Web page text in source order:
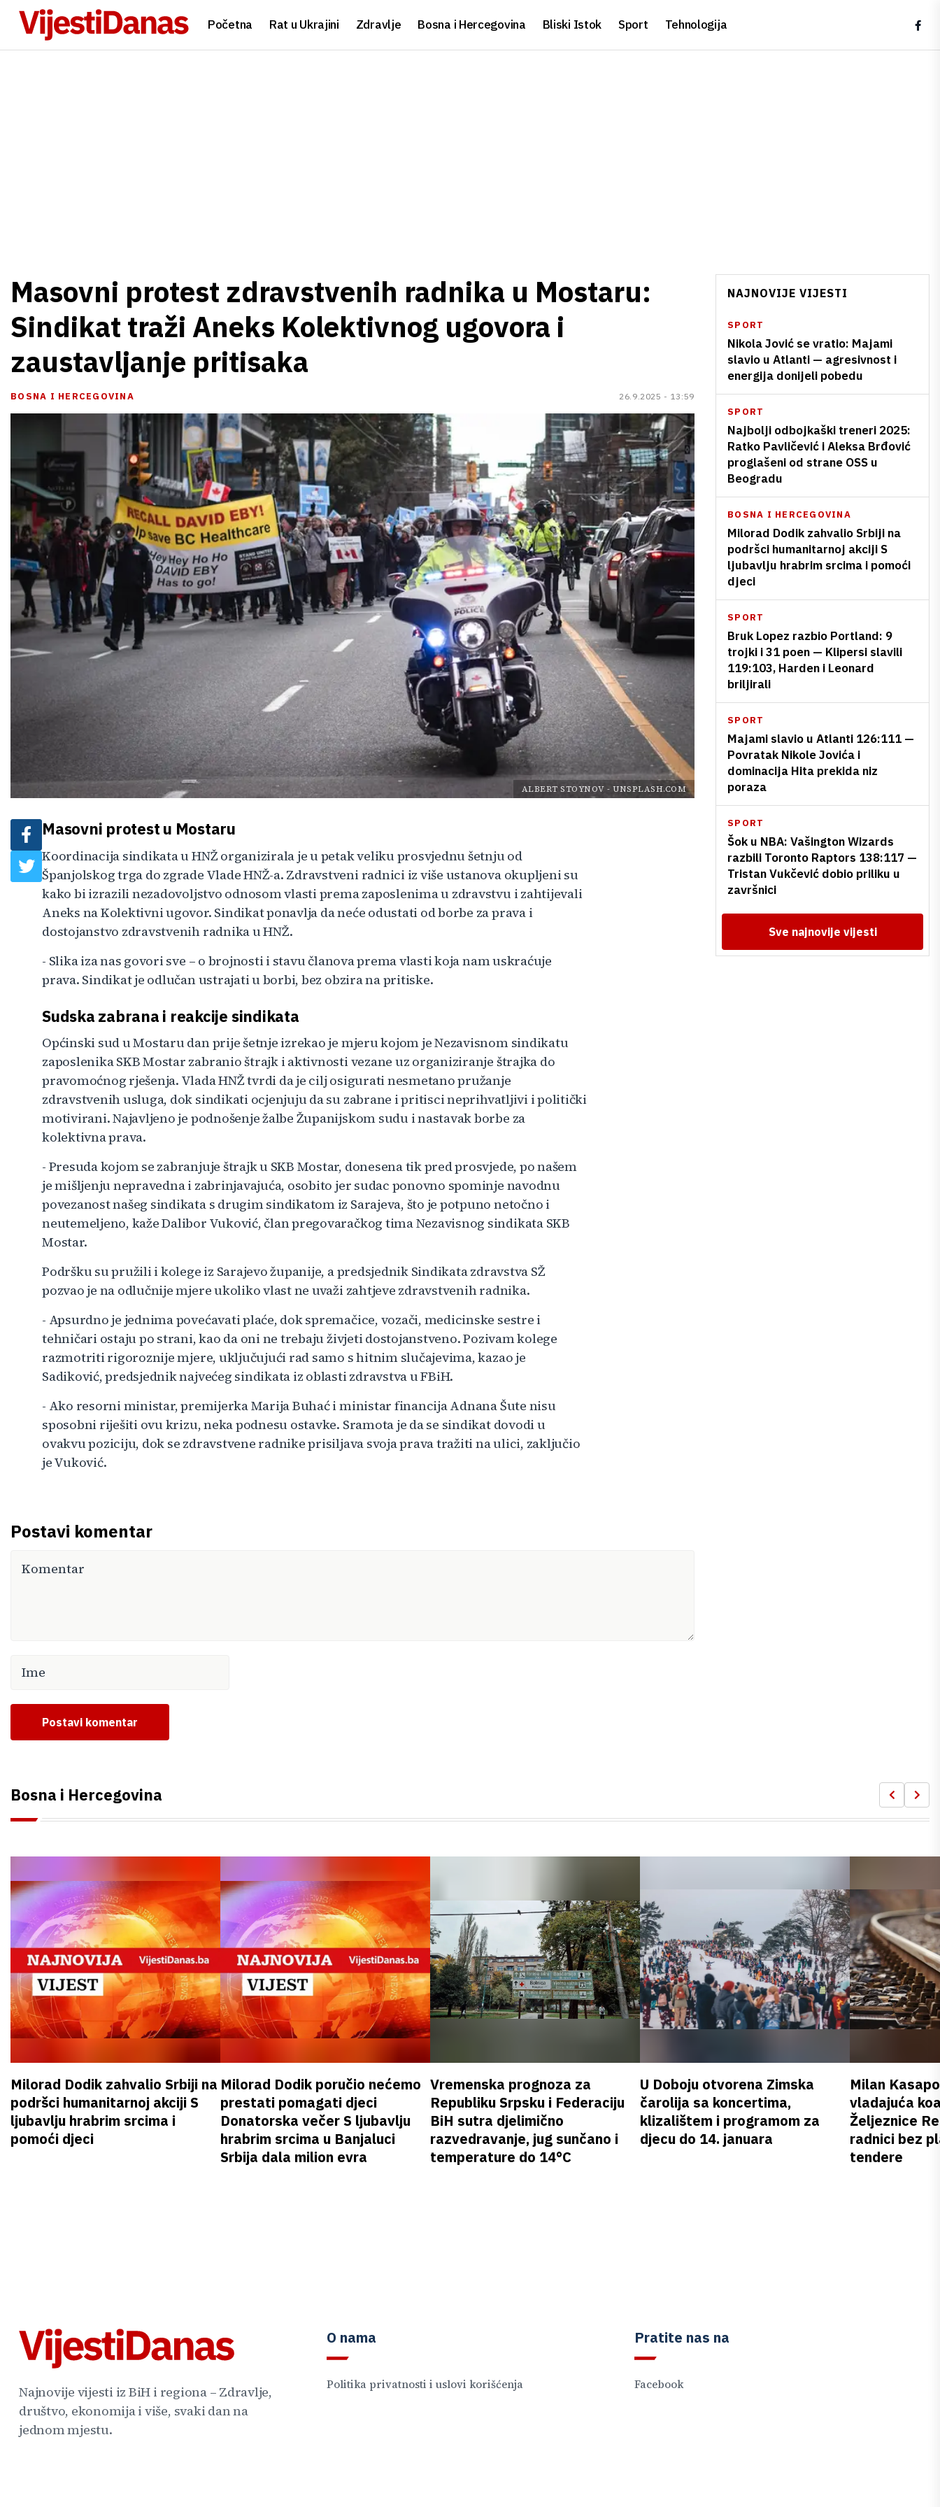
Početna Rat u Ukrajini Zdravlje Bosna i Hercegovina Bliski Istok Sport Tehnologija
Masovni protest zdravstvenih radnika u Mostaru:
Sindikat traži Aneks Kolektivnog ugovora i
zaustavljanje pritisaka
BOSNA I HERCEGOVINA 26.9.2025 - 13:59
ALBERT STOYNOV - UNSPLASH.COM
Masovni protest u Mostaru
Koordinacija sindikata u HNŽ organizirala je u petak veliku prosvjednu šetnju od
Španjolskog trga do zgrade Vlade HNŽ-a. Zdravstveni radnici iz više ustanova okupljeni su
kako bi izrazili nezadovoljstvo odnosom vlasti prema zaposlenima u zdravstvu i zahtijevali
Aneks na Kolektivni ugovor. Sindikat ponavlja da neće odustati od borbe za prava i
dostojanstvo zdravstvenih radnika u HNŽ.
- Slika iza nas govori sve – o brojnosti i stavu članova prema vlasti koja nam uskraćuje
prava. Sindikat je odlučan ustrajati u borbi, bez obzira na pritiske.
Sudska zabrana i reakcije sindikata
Općinski sud u Mostaru dan prije šetnje izrekao je mjeru kojom je Nezavisnom sindikatu
zaposlenika SKB Mostar zabranio štrajk i aktivnosti vezane uz organiziranje štrajka do
pravomoćnog rješenja. Vlada HNŽ tvrdi da je cilj osigurati nesmetano pružanje
zdravstvenih usluga, dok sindikati ocjenjuju da su zabrane i pritisci neprihvatljivi i politički
motivirani. Najavljeno je podnošenje žalbe Županijskom sudu i nastavak borbe za
kolektivna prava.
- Presuda kojom se zabranjuje štrajk u SKB Mostar, donesena tik pred prosvjede, po našem
je mišljenju nepravedna i zabrinjavajuća, osobito jer sudac ponovno spominje navodnu
povezanost našeg sindikata s drugim sindikatom iz Sarajeva, što je potpuno netočno i
neutemeljeno, kaže Dalibor Vuković, član pregovaračkog tima Nezavisnog sindikata SKB
Mostar.
Podršku su pružili i kolege iz Sarajevo županije, a predsjednik Sindikata zdravstva SŽ
pozvao je na odlučnije mjere ukoliko vlast ne uvaži zahtjeve zdravstvenih radnika.
- Apsurdno je jednima povećavati plaće, dok spremačice, vozači, medicinske sestre i
tehničari ostaju po strani, kao da oni ne trebaju živjeti dostojanstveno. Pozivam kolege
razmotriti rigoroznije mjere, uključujući rad samo s hitnim slučajevima, kazao je
Sadiković, predsjednik najvećeg sindikata iz oblasti zdravstva u FBiH.
- Ako resorni ministar, premijerka Marija Buhać i ministar financija Adnana Šute nisu
sposobni riješiti ovu krizu, neka podnesu ostavke. Sramota je da se sindikat dovodi u
ovakvu poziciju, dok se zdravstvene radnike prisiljava svoja prava tražiti na ulici, zaključio
je Vuković.
Postavi komentar
Postavi komentar
NAJNOVIJE VIJESTI
SPORT
Nikola Jović se vratio: Majami
slavio u Atlanti — agresivnost i
energija donijeli pobedu
SPORT
Najbolji odbojkaški treneri 2025:
Ratko Pavličević i Aleksa Brđović
proglašeni od strane OSS u
Beogradu
BOSNA I HERCEGOVINA
Milorad Dodik zahvalio Srbiji na
podršci humanitarnoj akciji S
ljubavlju hrabrim srcima i pomoći
djeci
SPORT
Bruk Lopez razbio Portland: 9
trojki i 31 poen — Klipersi slavili
119:103, Harden i Leonard
briljirali
SPORT
Majami slavio u Atlanti 126:111 —
Povratak Nikole Jovića i
dominacija Hita prekida niz
poraza
SPORT
Šok u NBA: Vašington Wizards
razbili Toronto Raptors 138:117 —
Tristan Vukčević dobio priliku u
završnici
Sve najnovije vijesti
Bosna i Hercegovina
Milorad Dodik zahvalio Srbiji na
podršci humanitarnoj akciji S
ljubavlju hrabrim srcima i
pomoći djeci
Milorad Dodik poručio nećemo
prestati pomagati djeci
Donatorska večer S ljubavlju
hrabrim srcima u Banjaluci
Srbija dala milion evra
Vremenska prognoza za
Republiku Srpsku i Federaciju
BiH sutra djelimično
razvedravanje, jug sunčano i
temperature do 14°C
U Doboju otvorena Zimska
čarolija sa koncertima,
klizalištem i programom za
djecu do 14. januara
Milan
vladajuća
Željeznice
radnici bez
tendere
Najnovije vijesti iz BiH i regiona – Zdravlje,
društvo, ekonomija i više, svaki dan na
jednom mjestu.
O nama
Politika privatnosti i uslovi korišćenja
Pratite nas na
Facebook